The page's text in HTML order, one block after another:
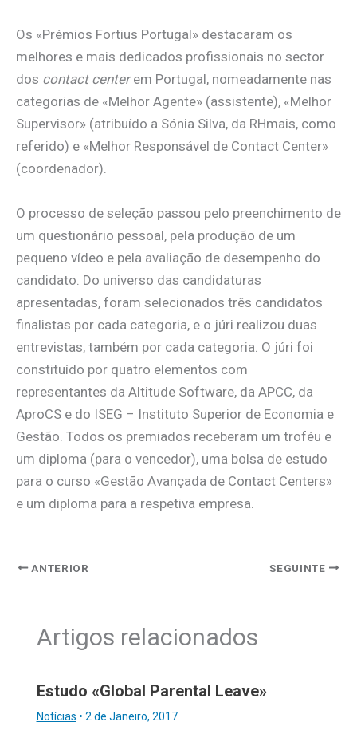
Os «Prémios Fortius Portugal» destacaram os
melhores e mais dedicados profissionais no sector
dos contact centerem Portugal, nomeadamente nas
categorias de «Melhor Agente» (assistente), «Melhor
Supervisor» (atribuído a Sónia Silva, da RHmais, como
referido) e «Melhor Responsável de Contact Center»
(coordenador).
O processo de seleção passou pelo preenchimento de
um questionário pessoal, pela produção de um
pequeno vídeo e pela avaliação de desempenho do
candidato. Do universo das candidaturas
apresentadas, foram selecionados três candidatos
finalistas por cada categoria, e o júri realizou duas
entrevistas, também por cada categoria. O júri foi
constituído por quatro elementos com
representantes da Altitude Software, da APCC, da
AproCS e do ISEG – Instituto Superior de Economia e
Gestão. Todos os premiados receberam um troféu e
um diploma (para o vencedor), uma bolsa de estudo
para o curso «Gestão Avançada de Contact Centers»
e um diploma para a respetiva empresa.
ANTERIOR SEGUINTE
Artigos relacionados
Estudo «Global Parental Leave»
Notícias • 2 de Janeiro, 2017